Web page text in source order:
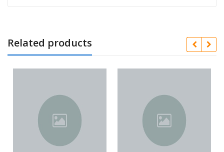
Related products